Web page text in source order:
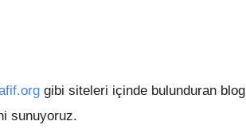
gibi siteleri içinde bulunduran blog
sunuyoruz.